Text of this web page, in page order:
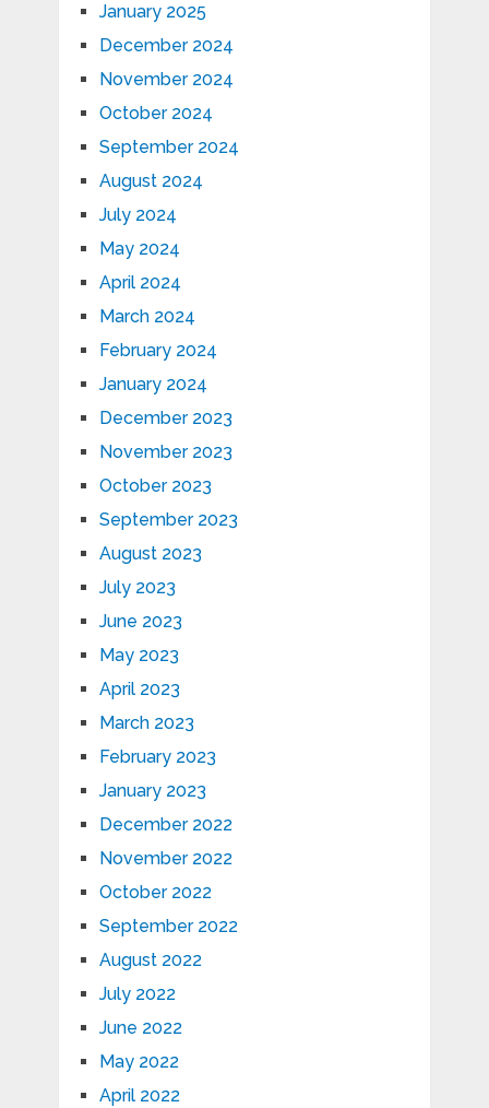
January 2025
December 2024
November 2024
October 2024
September 2024
August 2024
July 2024
May 2024
April 2024
March 2024
February 2024
January 2024
December 2023
November 2023
October 2023
September 2023
August 2023
July 2023
June 2023
May 2023
April 2023
March 2023
February 2023
January 2023
December 2022
November 2022
October 2022
September 2022
August 2022
July 2022
June 2022
May 2022
April 2022